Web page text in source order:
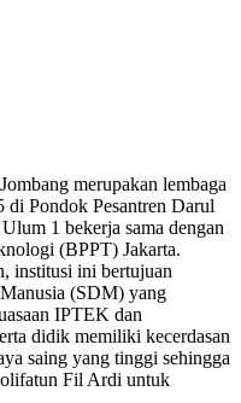
merupakan lembaga
Pondok Pesantren Darul
1 bekerja sama dengan
(BPPT) Jakarta.
institusi ini bertujuan
(SDM) yang
IPTEK dan
didik memiliki kecerdasan
saing yang tinggi sehingga
Fil Ardi untuk